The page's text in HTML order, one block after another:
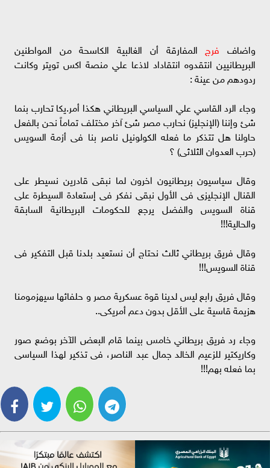
واضاف فرج المفارقة أن الغالبية الكاسحة من المواطنين
البريطانيين انتقدوه انتقاداد لاذعا علي منصة اكس تويتر وكانت
ردودهم من عينة :
وجاء الرد القاسي علي السياسي البريطاني هكذا أمر.يكا تحارب بنما
شئ وإننا (الإنجليز) نحارب مصر شئ آخر مختلف تماماً نحن بالفعل
حاولنا هل تتذكر ما فعله الكولونيل ناصر بنا فى أزمة السويس
(حرب العدوان الثلاثى) ؟
وقال سياسيون بريطانيون اخرون لما نبقى قادرين نسيطر على
القنال الإنجليزى فى الأول نبقى نفكر فى إستعادة السيطرة على
قناة السويس والفضل يرجع للحكومات البريطانية السابقة
والحالية!!!
وقال فريق بريطاني ثالث نحتاج أن نستعيد بلدنا قبل التفكير فى
قناة السويس!!!
وقال فريق رابع ليس لدينا قوة عسكرية مصر و حلفائها سيهزمومنا
هزيمة قاسية على الأقل بدون دعم أمريكى..
وجاء رد فريق بريطاني خامس بينما قام البعض الآخر بوضع صور
وكاريكتير للزعيم الخالد جمال عبد الناصر، فى تذكير لهذا السياسى
بما فعله بهم!!!